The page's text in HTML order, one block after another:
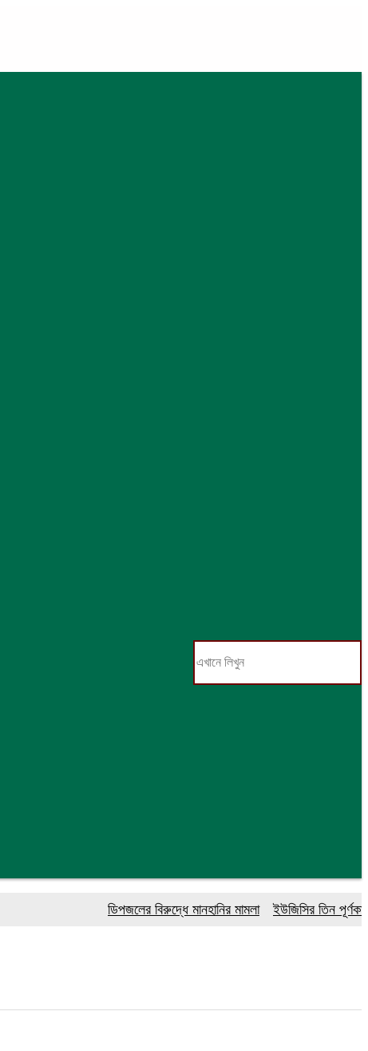
ডিপজলের বিরুদ্ধে মানহানির মামলা ইউজিসির তিন পূর্ণকালীন